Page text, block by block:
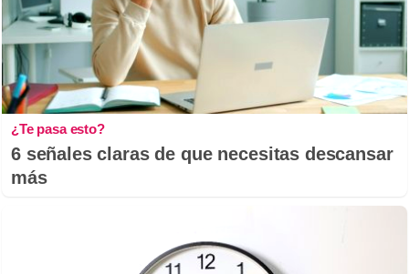
¿Te pasa esto?
6 señales claras de que necesitas descansar
más